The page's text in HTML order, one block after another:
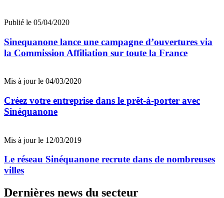
Publié le 05/04/2020
Sinequanone lance une campagne d’ouvertures via
la Commission Affiliation sur toute la France
Mis à jour le 04/03/2020
Créez votre entreprise dans le prêt-à-porter avec
Sinéquanone
Mis à jour le 12/03/2019
Le réseau Sinéquanone recrute dans de nombreuses
villes
Dernières news du secteur